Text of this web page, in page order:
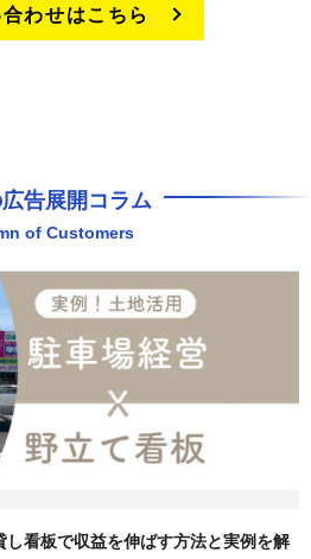
わせはこちら
告展開コラム
of Customers
看板で収益を伸ばす方法と実例を解